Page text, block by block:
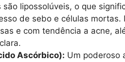
são lipossolúveis, o que
de sebo e células
e com tendência a acne,
Ascórbico): Um poderoso